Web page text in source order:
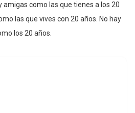
amigas como las que tienes a los 20
las que vives con 20 años. No hay
los 20 años.